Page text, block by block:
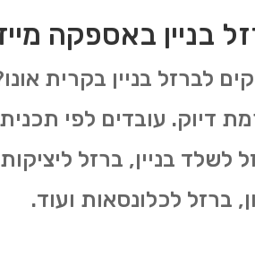
בניין באספקה
לברזל בניין בקרית
דיוק. עובדים לפי
לשלד בניין, ברזל
ברזל לכלונסאות ועוד.